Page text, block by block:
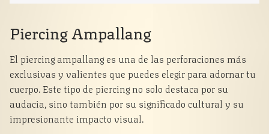
Piercing Ampallang
El piercing ampallang es una de las perforaciones más
exclusivas y valientes que puedes elegir para adornar tu
cuerpo. Este tipo de piercing no solo destaca por su
audacia, sino también por su significado cultural y su
impresionante impacto visual.